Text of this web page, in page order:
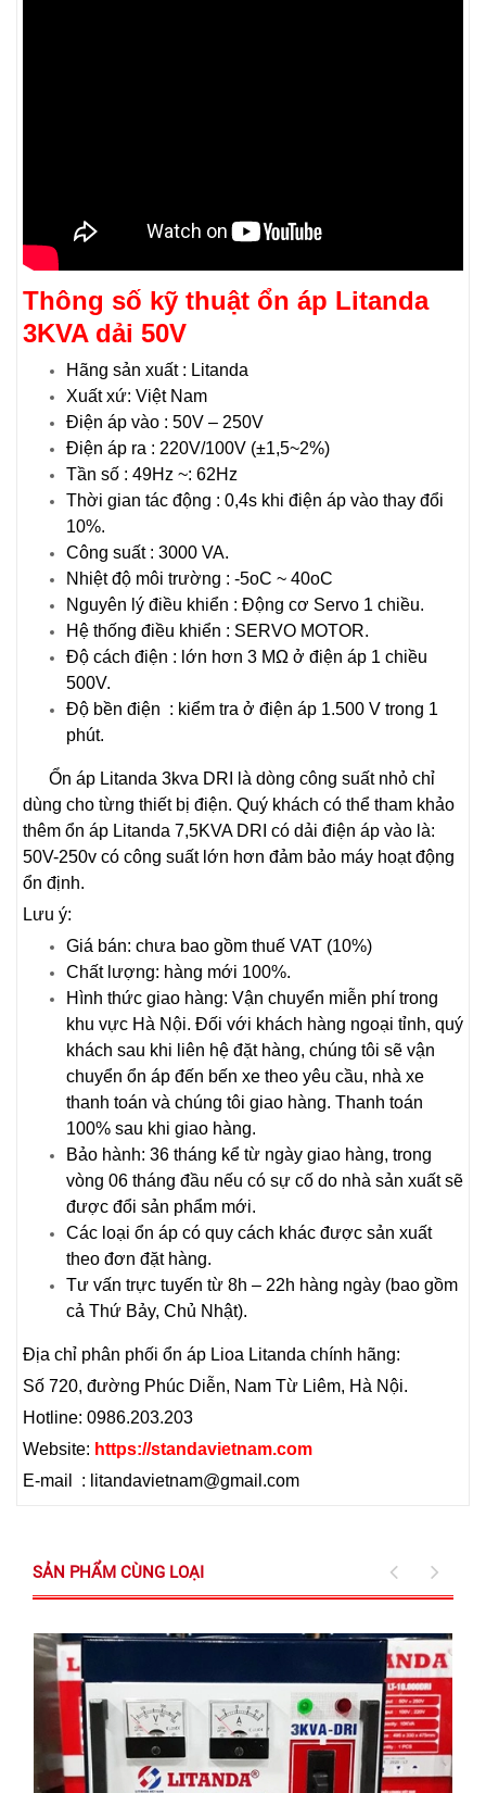
Thông số kỹ thuật ổn áp Litanda
3KVA dải 50V
Hãng sản xuất : Litanda
Xuất xứ: Việt Nam
Điện áp vào : 50V – 250V
Điện áp ra : 220V/100V (±1,5~2%)
Tần số : 49Hz ~: 62Hz
Thời gian tác động : 0,4s khi điện áp vào thay đổi
10%.
Công suất : 3000 VA.
Nhiệt độ môi trường : -5oC ~ 40oC
Nguyên lý điều khiển : Động cơ Servo 1 chiều.
Hệ thống điều khiển : SERVO MOTOR.
Độ cách điện : lớn hơn 3 MΩ ở điện áp 1 chiều
500V.
Độ bền điện : kiểm tra ở điện áp 1.500 V trong 1
phút.
Ổn áp Litanda 3kva DRI là dòng công suất nhỏ chỉ
dùng cho từng thiết bị điện. Quý khách có thể tham khảo
thêm ổn áp Litanda 7,5KVA DRI có dải điện áp vào là:
50V-250v có công suất lớn hơn đảm bảo máy hoạt động
ổn định.
Lưu ý:
Giá bán: chưa bao gồm thuế VAT (10%)
Chất lượng: hàng mới 100%.
Hình thức giao hàng: Vận chuyển miễn phí trong
khu vực Hà Nội. Đối với khách hàng ngoại tỉnh, quý
khách sau khi liên hệ đặt hàng, chúng tôi sẽ vận
chuyển ổn áp đến bến xe theo yêu cầu, nhà xe
thanh toán và chúng tôi giao hàng. Thanh toán
100% sau khi giao hàng.
Bảo hành: 36 tháng kể từ ngày giao hàng, trong
vòng 06 tháng đầu nếu có sự cố do nhà sản xuất sẽ
được đổi sản phẩm mới.
Các loại ổn áp có quy cách khác được sản xuất
theo đơn đặt hàng.
Tư vấn trực tuyến từ 8h – 22h hàng ngày (bao gồm
cả Thứ Bảy, Chủ Nhật).
Địa chỉ phân phối ổn áp Lioa Litanda chính hãng:
Số 720, đường Phúc Diễn, Nam Từ Liêm, Hà Nội.
Hotline: 0986.203.203
Website: https://standavietnam.com
E-mail : litandavietnam@gmail.com
SẢN PHẨM CÙNG LOẠI